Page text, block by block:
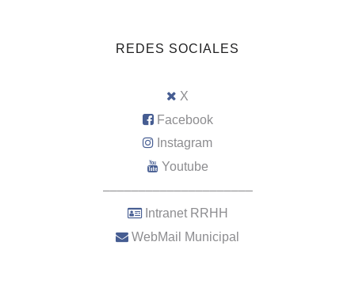
REDES SOCIALES
X
Facebook
Instagram
Youtube
–––––––––––––––––––––
Intranet RRHH
WebMail Municipal